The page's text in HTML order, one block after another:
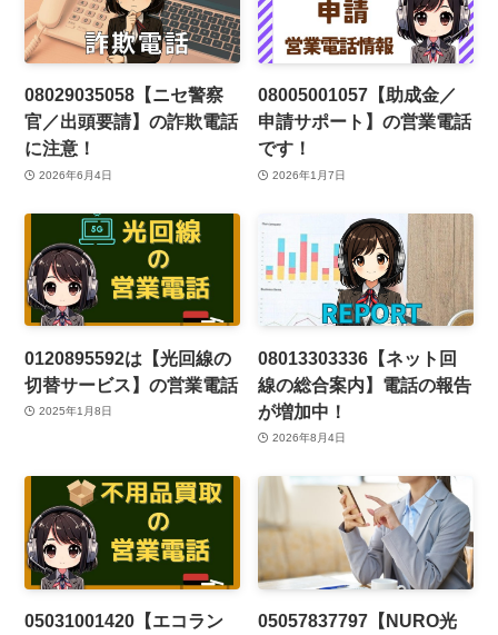
08029035058【ニセ警察
官／出頭要請】の詐欺電話
に注意！
2026年6月4日
08005001057【助成金／
申請サポート】の営業電話
です！
2026年1月7日
0120895592は【光回線の
切替サービス】の営業電話
2025年1月8日
08013303336【ネット回
線の総合案内】電話の報告
が増加中！
2026年8月4日
05031001420【エコラン
05057837797【NURO光